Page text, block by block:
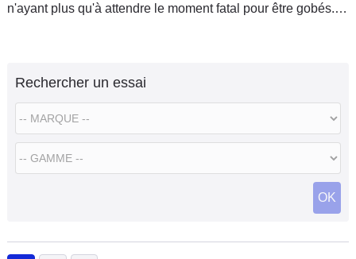
n'ayant plus qu'à attendre le moment fatal pour être gobés.
Rechercher un essai
OK